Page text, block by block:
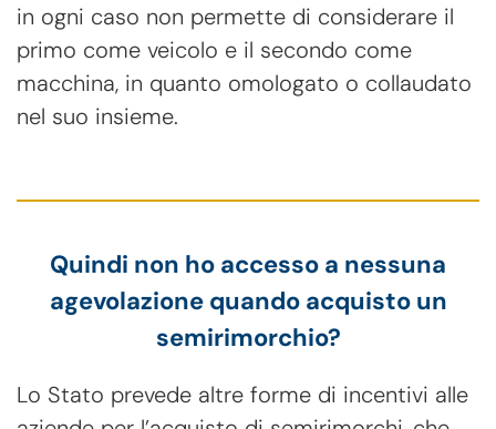
in ogni caso non permette di considerare il
primo come veicolo e il secondo come
macchina, in quanto omologato o collaudato
nel suo insieme.
Quindi non ho accesso a nessuna
agevolazione quando acquisto un
semirimorchio?
Lo Stato prevede altre forme di incentivi alle